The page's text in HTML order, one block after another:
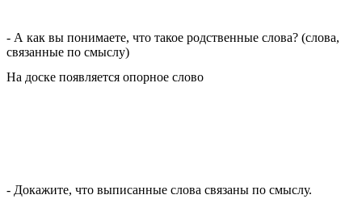
- А как вы понимаете, что такое родственные слова? (слова,
связанные по смыслу)
На доске появляется опорное слово
- Докажите, что выписанные слова связаны по смыслу.